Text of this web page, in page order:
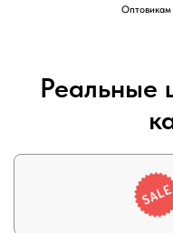
Оптовикам
Реальные